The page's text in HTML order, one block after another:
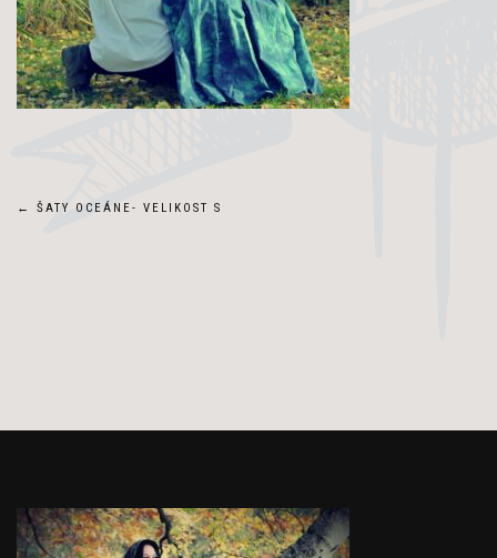
Navigace
← ŠATY OCEÁNE- VELIKOST S